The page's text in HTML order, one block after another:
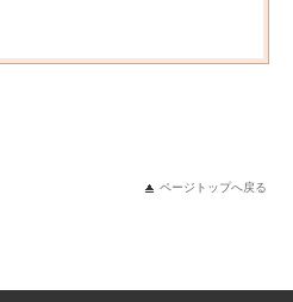
ページトップへ戻る